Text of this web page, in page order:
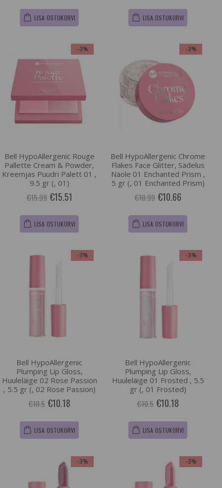
LISA OSTUKORVI LISA OSTUKORVI
-3%
Bell HypoAllergenic Rouge
Pallette Cream & Powder,
Kreemjas Puudri Palett 01 ,
9.5 gr (, 01)
€15.99 €15.51
LISA OSTUKORVI
-3%
Bell HypoAllergenic Chrome
Flakes Face Glitter, Sädelus
Näole 01 Enchanted Prism ,
5 gr (, 01 Enchanted Prism)
€10.99 €10.66
LISA OSTUKORVI
-3%
Bell HypoAllergenic
Plumping Lip Gloss,
Huuleläige 02 Rose Passion
, 5.5 gr (, 02 Rose Passion)
€10.5 €10.18
LISA OSTUKORVI
-3%
Bell HypoAllergenic
Plumping Lip Gloss,
Huuleläige 01 Frosted , 5.5
gr (, 01 Frosted)
€10.5 €10.18
LISA OSTUKORVI
-3% -3%